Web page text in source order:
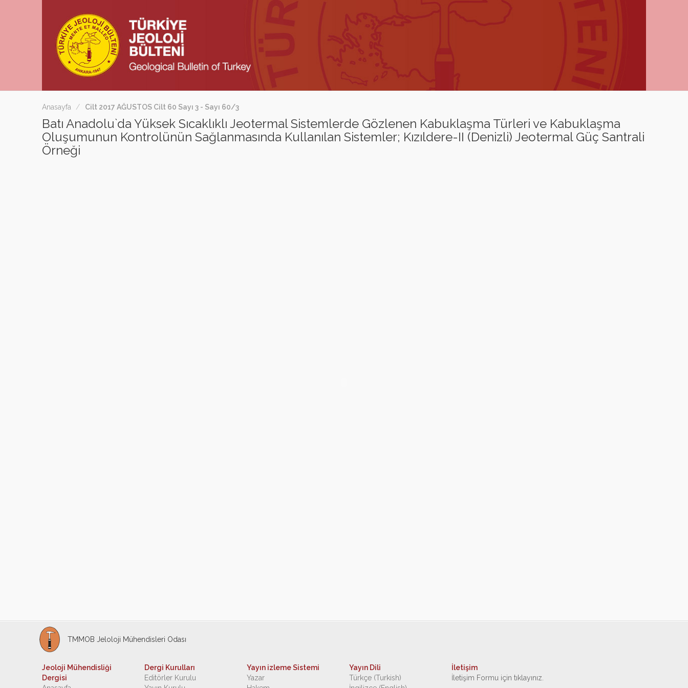
Anasayfa Cilt 2017 AĞUSTOS Cilt 60 Sayı 3 - Sayı 60/3
Batı Anadolu`da Yüksek Sıcaklıklı Jeotermal Sistemlerde Gözlenen Kabuklaşma Türleri ve Kabuklaşma
Oluşumunun Kontrolünün Sağlanmasında Kullanılan Sistemler; Kızıldere-II (Denizli) Jeotermal Güç Santrali
Örneği
TMMOB Jeloloji Mühendisleri Odası
Jeoloji Mühendisliği
Dergisi
Dergi Kurulları
Editörler Kurulu
Yayın izleme Sistemi
Yazar
Yayın Dili
Türkçe (Turkish)
İletişim
İletişim Formu için tıklayınız.